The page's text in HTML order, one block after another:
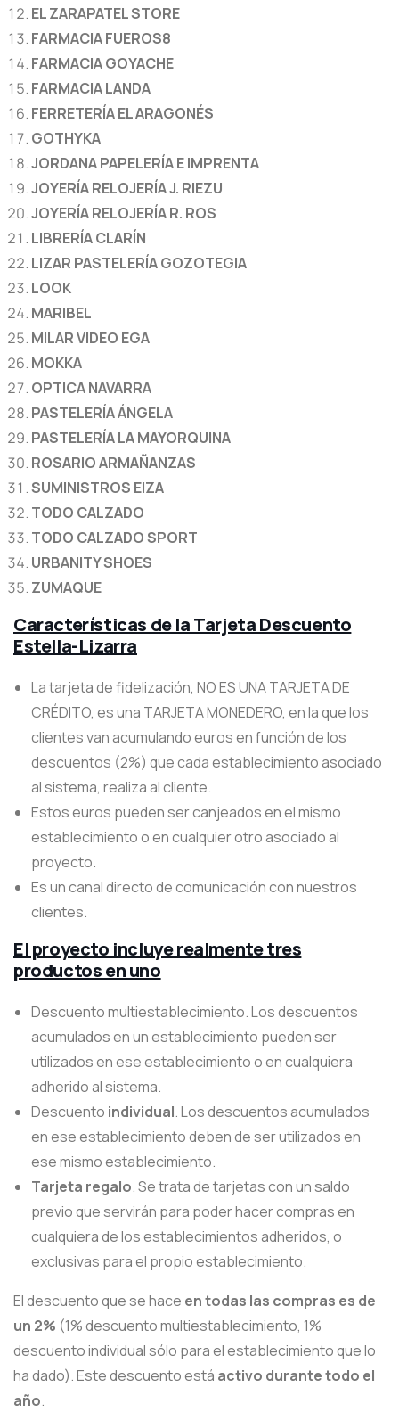
EL ZARAPATEL STORE
FARMACIA FUEROS8
FARMACIA GOYACHE
FARMACIA LANDA
FERRETERÍA EL ARAGONÉS
GOTHYKA
JORDANA PAPELERÍA E IMPRENTA
JOYERÍA RELOJERÍA J. RIEZU
JOYERÍA RELOJERÍA R. ROS
LIBRERÍA CLARÍN
LIZAR PASTELERÍA GOZOTEGIA
LOOK
MARIBEL
MILAR VIDEO EGA
MOKKA
OPTICA NAVARRA
PASTELERÍA ÁNGELA
PASTELERÍA LA MAYORQUINA
ROSARIO ARMAÑANZAS
SUMINISTROS EIZA
TODO CALZADO
TODO CALZADO SPORT
URBANITY SHOES
ZUMAQUE
Características de la Tarjeta Descuento
Estella-Lizarra
La tarjeta de fidelización, NO ES UNA TARJETA DE
CRÉDITO, es una TARJETA MONEDERO, en la que los
clientes van acumulando euros en función de los
descuentos (2%) que cada establecimiento asociado
al sistema, realiza al cliente.
Estos euros pueden ser canjeados en el mismo
establecimiento o en cualquier otro asociado al
proyecto.
Es un canal directo de comunicación con nuestros
clientes.
El proyecto incluye realmente tres
productos en uno
Descuento multiestablecimiento. Los descuentos
acumulados en un establecimiento pueden ser
utilizados en ese establecimiento o en cualquiera
adherido al sistema.
Descuento individual. Los descuentos acumulados
en ese establecimiento deben de ser utilizados en
ese mismo establecimiento.
Tarjeta regalo. Se trata de tarjetas con un saldo
previo que servirán para poder hacer compras en
cualquiera de los establecimientos adheridos, o
exclusivas para el propio establecimiento.
El descuento que se hace en todas las compras es de
un 2% (1% descuento multiestablecimiento, 1%
descuento individual sólo para el establecimiento que lo
ha dado). Este descuento está activo durante todo el
año.